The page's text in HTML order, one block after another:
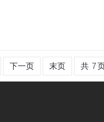
下一页 末页 共 7